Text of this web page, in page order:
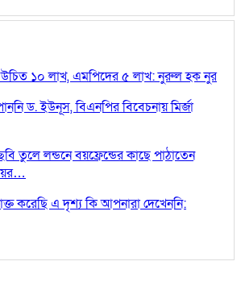
উচিত ১০ লাখ, এমপিদের ৫ লাখ: নুরুল হক নুর
পাননি ড. ইউনূস, বিএনপির বিবেচনায় মির্জা
তুলে লন্ডনে বয়ফ্রেন্ডের কাছে পাঠাতেন
করেছি এ দৃশ্য কি আপনারা দেখেননি: